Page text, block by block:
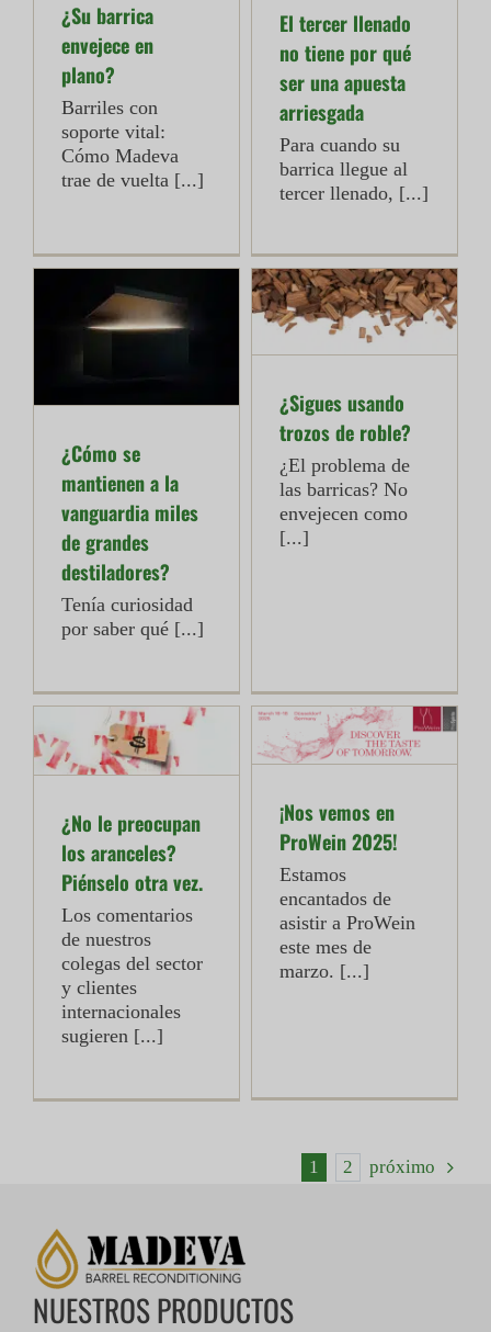
¿Su barrica
envejece en
plano?
Barriles con
soporte vital:
Cómo Madeva
trae de vuelta [...]
El tercer llenado
no tiene por qué
ser una apuesta
arriesgada
Para cuando su
barrica llegue al
tercer llenado, [...]
¿Cómo se
mantienen a la
vanguardia miles
de grandes
destiladores?
Tenía curiosidad
por saber qué [...]
¿Sigues usando
trozos de roble?
¿El problema de
las barricas? No
envejecen como
[...]
¿No le preocupan
los aranceles?
Piénselo otra vez.
Los comentarios
de nuestros
colegas del sector
y clientes
internacionales
sugieren [...]
¡Nos vemos en
ProWein 2025!
Estamos
encantados de
asistir a ProWein
este mes de
marzo. [...]
1 2 próximo
NUESTROS PRODUCTOS